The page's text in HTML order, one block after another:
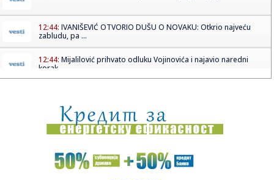
12:44: IVANIŠEVIĆ OTVORIO DUŠU O NOVAKU: Otkrio najveću
zabludu, pa ...
12:44: Mijalilović prihvato odluku Vojinovića i najavio naredni
korak
12:37:Argentinski fudbaler Fakundo Buonanote prešao na
pozajmicu u El...
12:36:Tramp srećan zbog izbora novog predsednika Kolumbije:
Šalje mu ...